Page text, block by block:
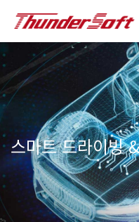
스마트 드라이빙